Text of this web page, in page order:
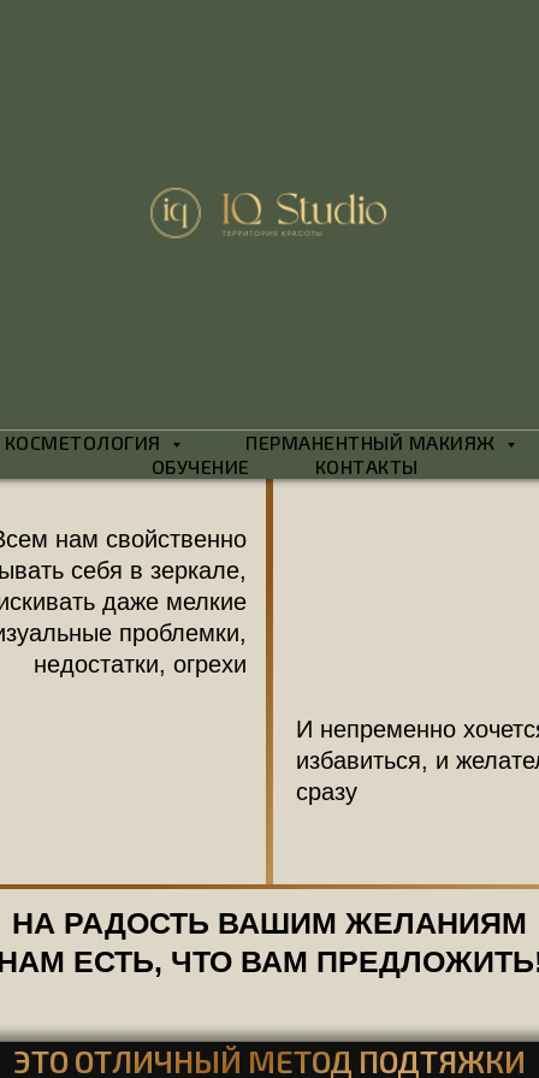
КОСМЕТОЛОГИЯ
ПЕРМАНЕНТНЫЙ МАКИЯЖ
ОБУЧЕНИЕ
КОНТАКТЫ
RF
на долгие годы, без
нам свойственно
себя в зеркале,
даже мелкие
проблемки,
недостатки, огрехи
НА РАДОСТЬ ВАШИМ ЖЕЛАНИЯМ
ЕСТЬ, ЧТО ВАМ
И непременно
избавиться, и
сразу
ЭТО ОТЛИЧНЫЙ МЕТОД ПОДТЯЖКИ